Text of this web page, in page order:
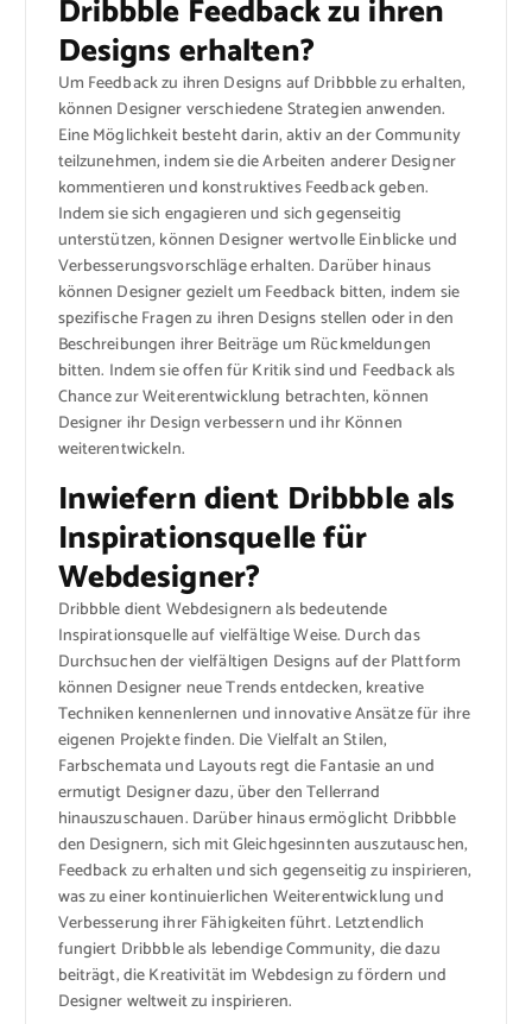
Dribbble Feedback zu ihren
Designs erhalten?
Um Feedback zu ihren Designs auf Dribbble zu erhalten,
können Designer verschiedene Strategien anwenden.
Eine Möglichkeit besteht darin, aktiv an der Community
teilzunehmen, indem sie die Arbeiten anderer Designer
kommentieren und konstruktives Feedback geben.
Indem sie sich engagieren und sich gegenseitig
unterstützen, können Designer wertvolle Einblicke und
Verbesserungsvorschläge erhalten. Darüber hinaus
können Designer gezielt um Feedback bitten, indem sie
spezifische Fragen zu ihren Designs stellen oder in den
Beschreibungen ihrer Beiträge um Rückmeldungen
bitten. Indem sie offen für Kritik sind und Feedback als
Chance zur Weiterentwicklung betrachten, können
Designer ihr Design verbessern und ihr Können
weiterentwickeln.
Inwiefern dient Dribbble als
Inspirationsquelle für
Webdesigner?
Dribbble dient Webdesignern als bedeutende
Inspirationsquelle auf vielfältige Weise. Durch das
Durchsuchen der vielfältigen Designs auf der Plattform
können Designer neue Trends entdecken, kreative
Techniken kennenlernen und innovative Ansätze für ihre
eigenen Projekte finden. Die Vielfalt an Stilen,
Farbschemata und Layouts regt die Fantasie an und
ermutigt Designer dazu, über den Tellerrand
hinauszuschauen. Darüber hinaus ermöglicht Dribbble
den Designern, sich mit Gleichgesinnten auszutauschen,
Feedback zu erhalten und sich gegenseitig zu inspirieren,
was zu einer kontinuierlichen Weiterentwicklung und
Verbesserung ihrer Fähigkeiten führt. Letztendlich
fungiert Dribbble als lebendige Community, die dazu
beiträgt, die Kreativität im Webdesign zu fördern und
Designer weltweit zu inspirieren.